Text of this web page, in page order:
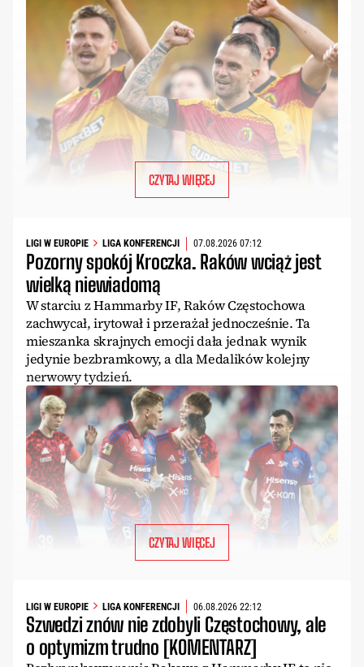
CZYTAJ WIĘCEJ
LIGI W EUROPIE LIGA KONFERENCJI 07.08.2026 07:12
Pozorny spokój Kroczka. Raków wciąż jest
wielką niewiadomą
W starciu z Hammarby IF, Raków Częstochowa
zachwycał, irytował i przerażał jednocześnie. Ta
mieszanka skrajnych emocji dała jednak wynik
jedynie bezbramkowy, a dla Medalików kolejny
nerwowy tydzień.
CZYTAJ WIĘCEJ
LIGI W EUROPIE LIGA KONFERENCJI 06.08.2026 22:12
Szwedzi znów nie zdobyli Częstochowy, ale
o optymizm trudno [KOMENTARZ]